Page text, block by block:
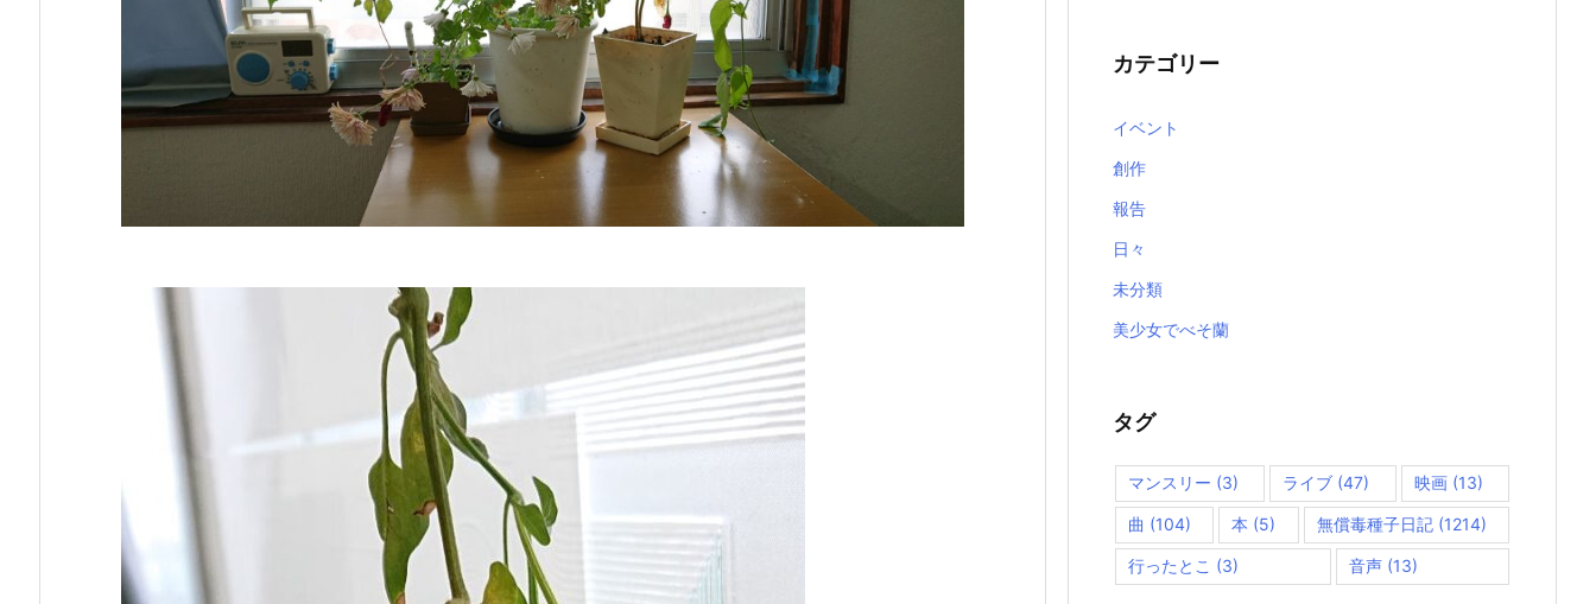
ブ
カテゴリー
イベント
創作
報告
日々
未分類
美少女でべそ蘭
タグ
マンスリー (3) ライブ (47) 映画(13)
曲 (104) 本 (5) 無償毒種子日記(1214)
行ったとこ (3) 音声(13)